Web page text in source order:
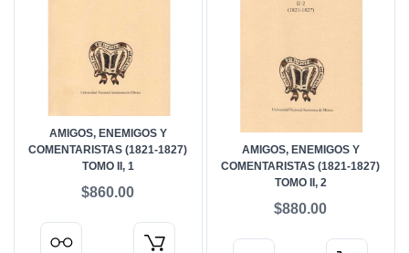
AMIGOS, ENEMIGOS Y
COMENTARISTAS (1821-1827)
TOMO II, 1
$860.00
AMIGOS, ENEMIGOS Y
COMENTARISTAS (1821-1827)
TOMO II, 2
$880.00